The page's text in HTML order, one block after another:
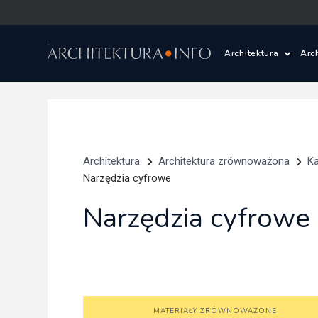
Architektura
Architektura
Pracownie
Architektura Architektura zrównoważona
Narzędzia cyfrowe
Narzędzia cyfrowe
MATERIAŁY ZRÓWNOWAŻONE